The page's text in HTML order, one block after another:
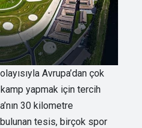
Avrupa’dan çok
kamp yapmak için tercih
30 kilometre
bulunan tesis, birçok spor